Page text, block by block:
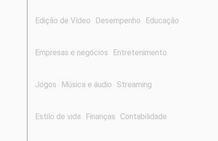
Edição de Vídeo Desempenho Educação
Empresas e negócios Entretenimento
Jogos Música e áudio Streaming
Estilo de vida Finanças Contabilidade